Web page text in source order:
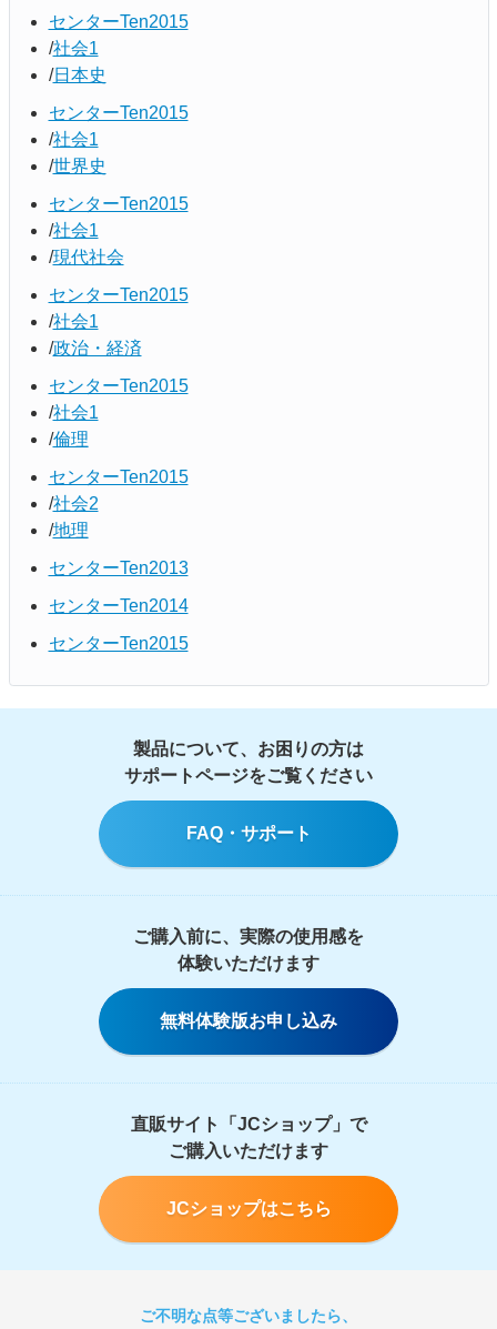
センターTen2015
社会1
日本史
センターTen2015
社会1
世界史
センターTen2015
社会1
現代社会
センターTen2015
社会1
政治・経済
センターTen2015
社会1
倫理
センターTen2015
社会2
地理
センターTen2013
センターTen2014
センターTen2015
製品について、お困りの方は
サポートページをご覧ください
FAQ・サポート
ご購入前に、実際の使用感を
体験いただけます
無料体験版お申し込み
直販サイト「JCショップ」で
ご購入いただけます
JCショップはこちら
ご不明な点等ございましたら、